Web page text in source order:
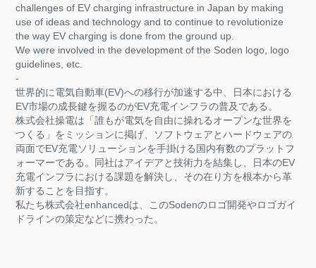
challenges of EV charging infrastructure in Japan by making
use of ideas and technology and to continue to revolutionize
the way EV charging is done from the ground up.
We were involved in the development of the Soden logo, logo
guidelines, etc.
-
世界的に電気自動車(EV)への移行が加速する中、日本における
EV市場の成長鍵を握るのがEV充電インフラの普及である。
株式会社操電は「誰もが電気を自由に操れるオープンな世界を
つくる」をミッションに掲げ、ソフトウェアとハードウェアの
両面でEV充電ソリューションを手掛ける国内有数のプラットフ
ォーマーである。同社はアイデアと技術力を結集し、日本のEV
充電インフラにおける課題を解決し、その在り方を根本から革
新することを目指す。
私たち株式会社enhancedは、このSodenのロゴ開発やロゴガイ
ドラインの策定などに携わった。